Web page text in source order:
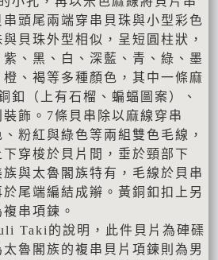
頭尾兩端穿串貝珠與小型彩色
貝珠外型相似，呈短圓柱狀，
、黑、白、深藍、青、綠、墨
、褐等多種顏色，其中一條麻
釦（上有石榴、蝙蝠圖案）、
飾。7條貝串除以麻線穿串
粉紅與綠色等兩組雙色毛線，
穿梭於貝片間，垂於頸部下
與太魯閣族特有，毛線於貝串
尾端編結成辮。黃銅釦扣上另
串項鍊。
Taki的說明，此件貝片為硨磲
魯閣族的複串貝片項鍊則為男